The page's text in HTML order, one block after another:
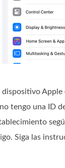
tengo una ID
Siga las